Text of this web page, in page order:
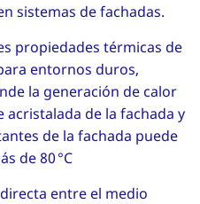
sistemas de fachadas.
propiedades térmicas de
entornos duros,
la generación de calor
de la fachada y
de la fachada puede
de 80 °C
entre el medio